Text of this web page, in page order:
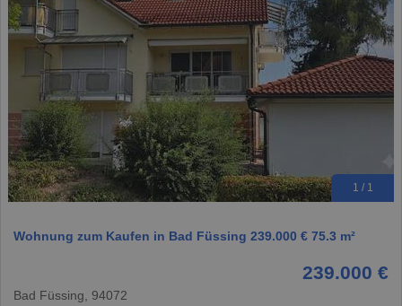
1 / 1
Wohnung zum Kaufen in Bad Füssing 239.000 € 75.3 m²
239.000 €
Bad Füssing, 94072